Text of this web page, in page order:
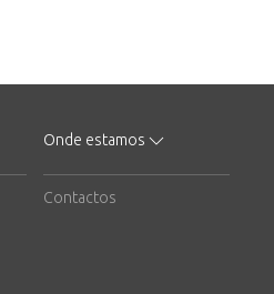
Onde estamos
Contactos